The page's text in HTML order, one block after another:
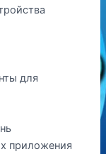
для
приложения